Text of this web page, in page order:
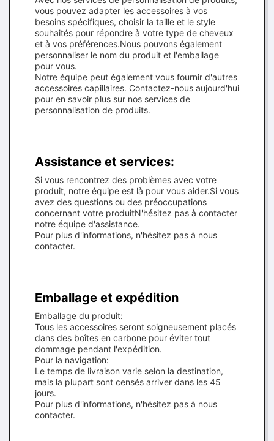
vous pouvez adapter les accessoires à vos
besoins spécifiques, choisir la taille et le style
souhaités pour répondre à votre type de cheveux
et à vos préférences.Nous pouvons également
personnaliser le nom du produit et l'emballage
pour vous.
Notre équipe peut également vous fournir d'autres
accessoires capillaires. Contactez-nous aujourd'hui
pour en savoir plus sur nos services de
personnalisation de produits.
Assistance et services:
Si vous rencontrez des problèmes avec votre
produit, notre équipe est là pour vous aider.Si vous
avez des questions ou des préoccupations
concernant votre produitN'hésitez pas à contacter
notre équipe d'assistance.
Pour plus d'informations, n'hésitez pas à nous
contacter.
Emballage et expédition
Emballage du produit:
Tous les accessoires seront soigneusement placés
dans des boîtes en carbone pour éviter tout
dommage pendant l'expédition.
Pour la navigation:
Le temps de livraison varie selon la destination,
mais la plupart sont censés arriver dans les 45
jours.
Pour plus d'informations, n'hésitez pas à nous
contacter.